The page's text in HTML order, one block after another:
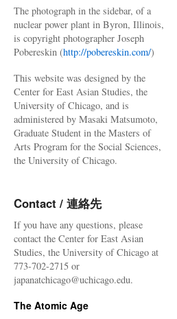
The photograph in the sidebar, of a
nuclear power plant in Byron, Illinois,
is copyright photographer Joseph
Pobereskin (http://pobereskin.com/)
This website was designed by the
Center for East Asian Studies, the
University of Chicago, and is
administered by Masaki Matsumoto,
Graduate Student in the Masters of
Arts Program for the Social Sciences,
the University of Chicago.
Contact / 連絡先
If you have any questions, please
contact the Center for East Asian
Studies, the University of Chicago at
773-702-2715 or
japanatchicago@uchicago.edu.
The Atomic Age